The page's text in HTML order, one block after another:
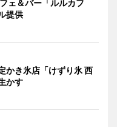
ェ＆バー「ルルカフ
提供
かき氷店「けずり氷 西
かす